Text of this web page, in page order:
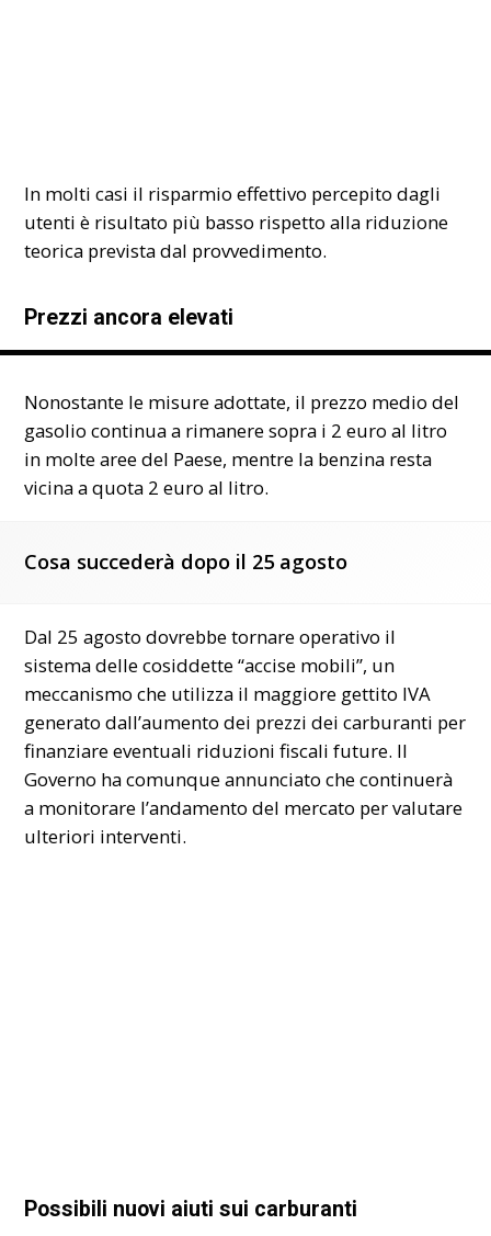
In molti casi il risparmio effettivo percepito dagli
utenti è risultato più basso rispetto alla riduzione
teorica prevista dal provvedimento.
Prezzi ancora elevati
Nonostante le misure adottate, il prezzo medio del
gasolio continua a rimanere sopra i 2 euro al litro
in molte aree del Paese, mentre la benzina resta
vicina a quota 2 euro al litro.
Cosa succederà dopo il 25 agosto
Dal 25 agosto dovrebbe tornare operativo il
sistema delle cosiddette “accise mobili”, un
meccanismo che utilizza il maggiore gettito IVA
generato dall’aumento dei prezzi dei carburanti per
finanziare eventuali riduzioni fiscali future. Il
Governo ha comunque annunciato che continuerà
a monitorare l’andamento del mercato per valutare
ulteriori interventi.
Possibili nuovi aiuti sui carburanti